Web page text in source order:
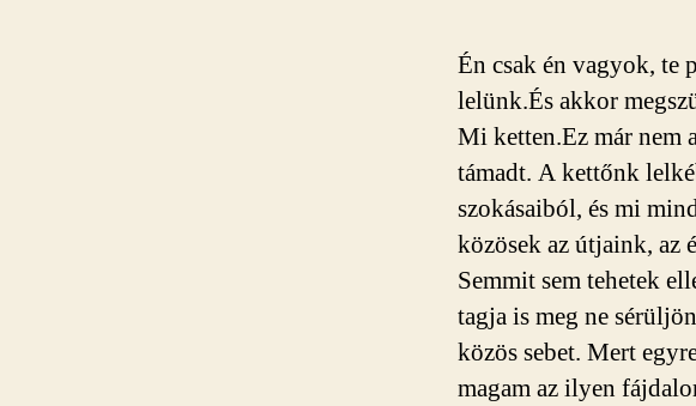
Én csak én vagyok, te
lelünk.És akkor
Mi ketten.Ez már nem
támadt. A kettőnk
szokásaiból, és mi
közösek az útjaink, az
Semmit sem tehetek
tagja is meg ne
közös sebet. Mert
magam az ilyen